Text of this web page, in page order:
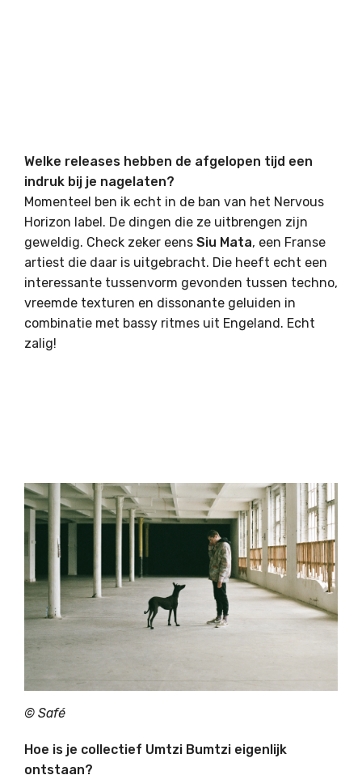
Welke releases hebben de afgelopen tijd een
indruk bij je nagelaten?
Momenteel ben ik echt in de ban van het Nervous
Horizon label. De dingen die ze uitbrengen zijn
geweldig. Check zeker eens Siu Mata, een Franse
artiest die daar is uitgebracht. Die heeft echt een
interessante tussenvorm gevonden tussen techno,
vreemde texturen en dissonante geluiden in
combinatie met bassy ritmes uit Engeland. Echt
zalig!
© Safé
Hoe is je collectief Umtzi Bumtzi eigenlijk
ontstaan?